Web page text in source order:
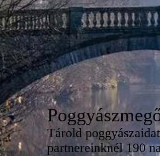
Tárold
partnereinknél 190